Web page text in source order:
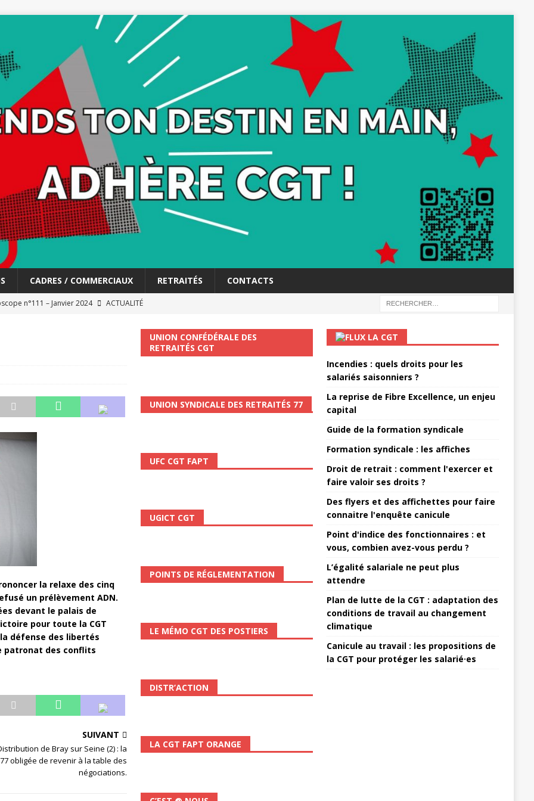
CADRES / COMMERCIAUX RETRAITÉS CONTACTS
syndicat de la Banque Postale
ACTUALITÉ
Gardons la main sur nos congés !
ACTUALITÉ
Sociales et Culturelles : Un droit, pas un cadeau !
SECTEUR
n°126
n°111 – Janvier 2024
la relaxe des cinq
un prélèvement ADN.
devant le palais de
pour toute la CGT
défense des libertés
patronat des conflits
SUIVANT
de Bray sur Seine (2) : la
77 obligée de revenir à la table des
négociations.
UNION CONFÉDÉRALE DES
RETRAITÉS CGT
UNION SYNDICALE DES RETRAITÉS 77
UFC CGT FAPT
UGICT CGT
POINTS DE RÉGLEMENTATION
LE MÉMO CGT DES POSTIERS
DISTR’ACTION
LA CGT FAPT ORANGE
LA CGT
Incendies : quels droits pour les
salariés saisonniers ?
La reprise de Fibre Excellence, un enjeu
capital
Guide de la formation syndicale
Formation syndicale : les affiches
Droit de retrait : comment l'exercer et
faire valoir ses droits ?
Des flyers et des affichettes pour faire
connaitre l'enquête canicule
Point d'indice des fonctionnaires : et
vous, combien avez-vous perdu ?
L’égalité salariale ne peut plus
attendre
Plan de lutte de la CGT : adaptation des
conditions de travail au changement
climatique
Canicule au travail : les propositions de
la CGT pour protéger les salarié·es